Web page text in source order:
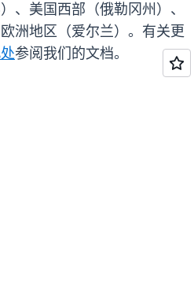
、美国西部（俄勒冈州）、
洲地区（爱尔兰）。有关更
参阅我们的文档。